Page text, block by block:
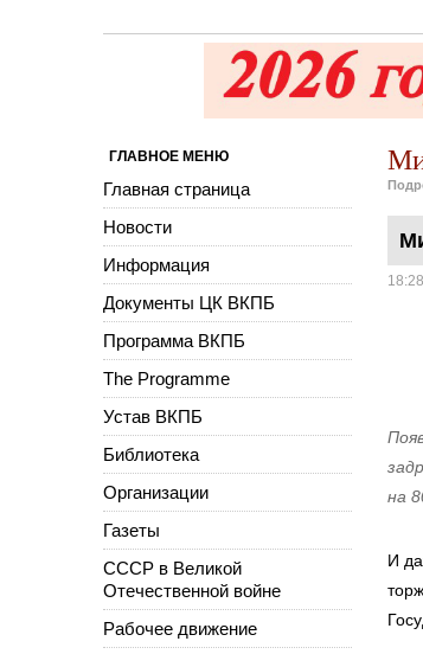
на
И
ГЛАВНОЕ МЕНЮ
Главная страница
Новости
Информация
Документы ЦК ВКПБ
Программа ВКПБ
The Programme
Устав ВКПБ
Библиотека
Организации
Газеты
СССР в Великой
Отечественной войне
Рабочее движение